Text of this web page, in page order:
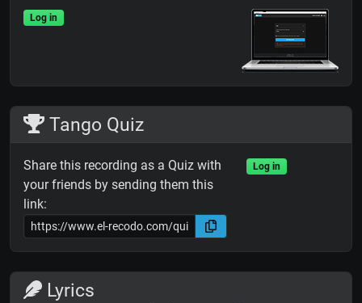
Log in
Tango Quiz
Share this recording as a Quiz with
your friends by sending them this
link:
Log in
Lyrics